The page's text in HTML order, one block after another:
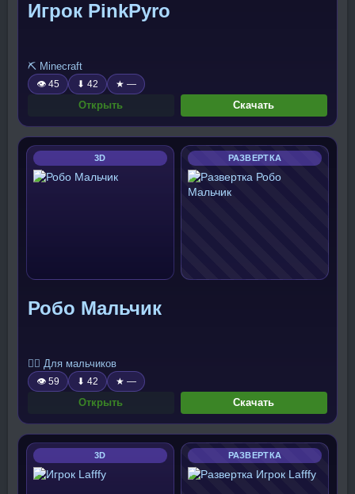
Игрок PinkPyro
⛏️ Minecraft
👁 45 ⬇ 42 ★ —
Открыть Скачать
3D РАЗВЕРТКА
Робо Мальчик
🧍‍♂️ Для мальчиков
👁 59 ⬇ 42 ★ —
Открыть Скачать
3D РАЗВЕРТКА